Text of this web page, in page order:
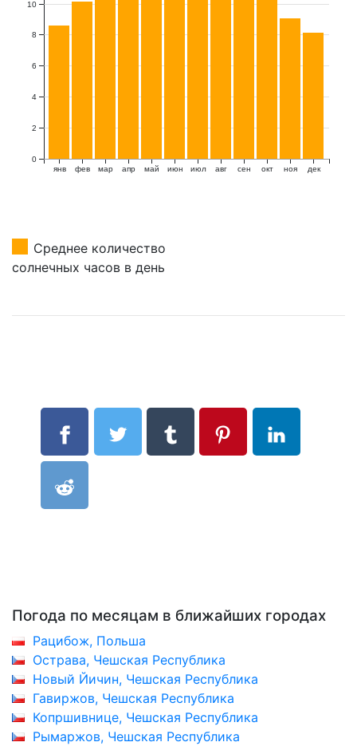
янв фев мар апр май июн июл авг сен окт ноя дек
0
2
4
6
8
10
Среднее количество
солнечных часов в день
Погода по месяцам в ближайших городах
Рацибож, Польша
Острава, Чешская Республика
Новый Йичин, Чешская Республика
Гавиржов, Чешская Республика
Копршивнице, Чешская Республика
Рымаржов, Чешская Республика